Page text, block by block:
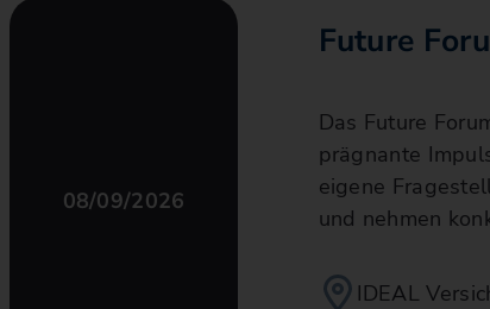
08/09/2026
Future
Das Future
prägnante
eigene
und nehmen
IDEAL